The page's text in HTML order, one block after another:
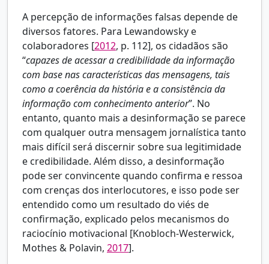
A percepção de informações falsas depende de
diversos fatores. Para Lewandowsky e
colaboradores [2012, p. 112], os cidadãos são
“capazes de acessar a credibilidade da informação
com base nas características das mensagens, tais
como a coerência da história e a consistência da
informação com conhecimento anterior”. No
entanto, quanto mais a desinformação se parece
com qualquer outra mensagem jornalística tanto
mais difícil será discernir sobre sua legitimidade
e credibilidade. Além disso, a desinformação
pode ser convincente quando confirma e ressoa
com crenças dos interlocutores, e isso pode ser
entendido como um resultado do viés de
confirmação, explicado pelos mecanismos do
raciocínio motivacional [Knobloch-Westerwick,
Mothes & Polavin, 2017].